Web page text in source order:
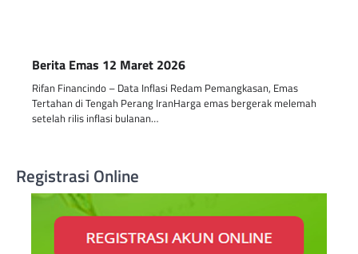
Berita Emas 12 Maret 2026
Rifan Financindo – Data Inflasi Redam Pemangkasan, Emas
Tertahan di Tengah Perang IranHarga emas bergerak melemah
setelah rilis inflasi bulanan…
Registrasi Online